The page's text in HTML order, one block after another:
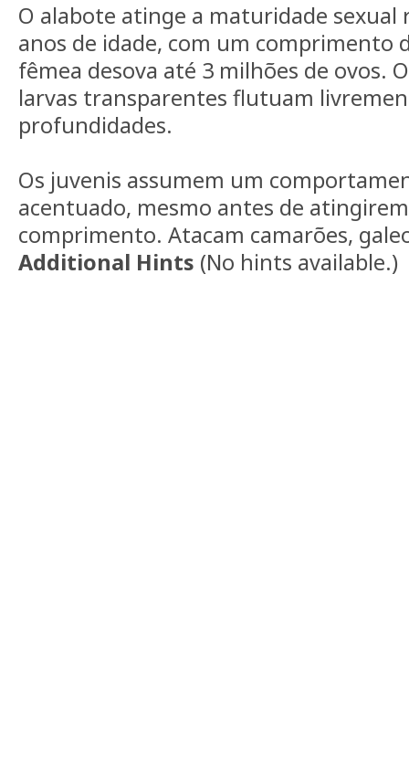
O alabote atinge a maturidade sexual
anos de idade, com um comprimento
fêmea desova até 3 milhões de ovos.
larvas transparentes flutuam
profundidades.
Os juvenis assumem um
acentuado, mesmo antes de
comprimento. Atacam camarões,
Additional Hints (No hints available.)